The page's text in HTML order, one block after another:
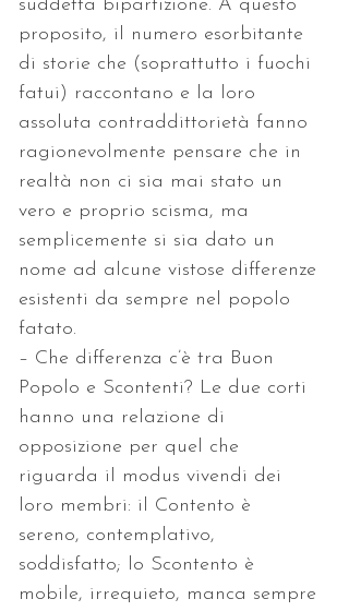
suddetta bipartizione. A questo
proposito, il numero esorbitante
di storie che (soprattutto i fuochi
fatui) raccontano e la loro
assoluta contraddittorietà fanno
ragionevolmente pensare che in
realtà non ci sia mai stato un
vero e proprio scisma, ma
semplicemente si sia dato un
nome ad alcune vistose differenze
esistenti da sempre nel popolo
fatato.
– Che differenza c’è tra Buon
Popolo e Scontenti? Le due corti
hanno una relazione di
opposizione per quel che
riguarda il modus vivendi dei
loro membri: il Contento è
sereno, contemplativo,
soddisfatto; lo Scontento è
mobile, irrequieto, manca sempre